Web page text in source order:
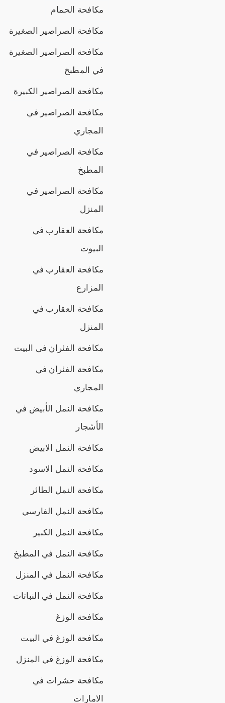
مكافحة الحمام
مكافحة الصراصير الصغيرة
مكافحة الصراصير الصغيرة
في المطبخ
مكافحة الصراصير الكبيرة
مكافحة الصراصير في
المجاري
مكافحة الصراصير في
المطبخ
مكافحة الصراصير في
المنزل
مكافحة العقارب في
البيوت
مكافحة العقارب في
المزارع
مكافحة العقارب في
المنزل
مكافحة الفئران فى البيت
مكافحة الفئران في
المجاري
مكافحة النمل الأبيض في
الأشجار
مكافحة النمل الابيض
مكافحة النمل الاسود
مكافحة النمل الطائر
مكافحة النمل الفارسي
مكافحة النمل الكبير
مكافحة النمل في المطبخ
مكافحة النمل في المنزل
مكافحة النمل في النباتات
مكافحة الوزغ
مكافحة الوزغ في البيت
مكافحة الوزغ في المنزل
مكافحة حشرات في
الامارات